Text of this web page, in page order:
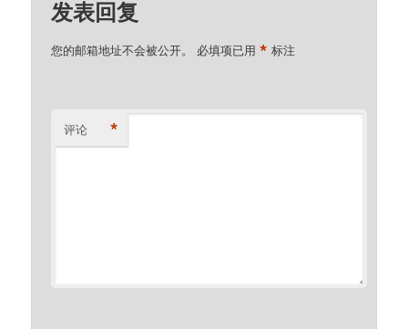
发表回复
您的邮箱地址不会被公开。 必填项已用* 标注
评论 *